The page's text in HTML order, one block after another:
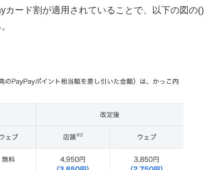
ード割が適用されていることで、以下の図の()